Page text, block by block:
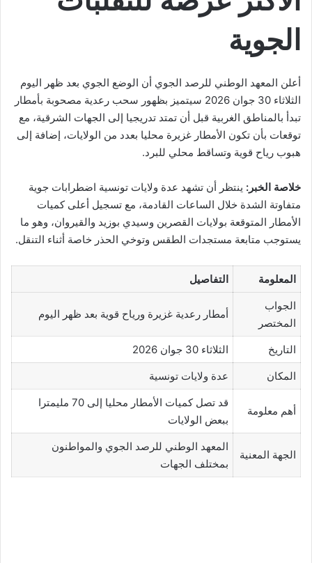
الجوية
أعلن المعهد الوطني للرصد الجوي أن الوضع الجوي بعد ظهر اليوم
الثلاثاء 30 جوان 2026 سيتميز بظهور سحب رعدية مصحوبة بأمطار
تبدأ بالمناطق الغربية قبل أن تمتد تدريجيا إلى الجهات الشرقية، مع
توقعات بأن تكون الأمطار غزيرة محليا بعدد من الولايات، إضافة إلى
هبوب رياح قوية وتساقط محلي للبرد.
خلاصة الخبر: ينتظر أن تشهد عدة ولايات تونسية اضطرابات جوية
متفاوتة الشدة خلال الساعات القادمة، مع تسجيل أعلى كميات
الأمطار المتوقعة بولايات القصرين وسيدي بوزيد والقيروان، وهو ما
يستوجب متابعة مستجدات الطقس وتوخي الحذر خاصة أثناء التنقل.
المعلومة
التفاصيل
الجواب
المختصر
أمطار رعدية غزيرة ورياح قوية بعد ظهر اليوم
التاريخ
الثلاثاء 30 جوان 2026
المكان
عدة ولايات تونسية
أهم معلومة
قد تصل كميات الأمطار محليا إلى 70 مليمترا
ببعض الولايات
الجهة المعنية
المعهد الوطني للرصد الجوي والمواطنون
بمختلف الجهات